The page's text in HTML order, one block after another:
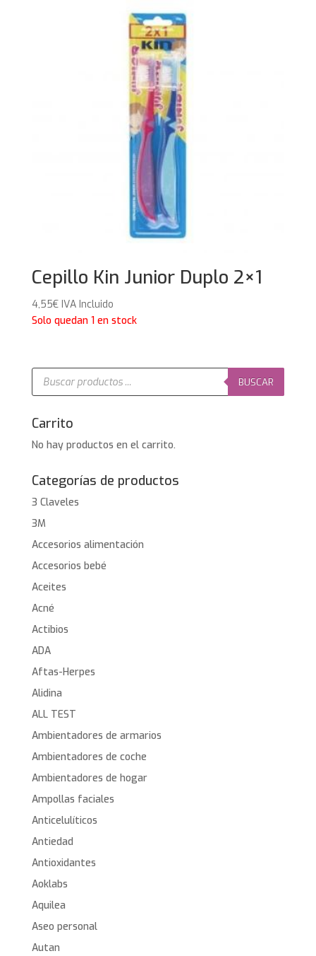
Cepillo Kin Junior Duplo 2×1
4,55€ IVA Incluido
Solo quedan 1 en stock
Búsqueda
productos
BUSCAR
Carrito
No hay productos en el carrito.
Categorías de productos
3 Claveles
3M
Accesorios alimentación
Accesorios bebé
Aceites
Acné
Actibios
ADA
Aftas-Herpes
Alidina
ALL TEST
Ambientadores de armarios
Ambientadores de coche
Ambientadores de hogar
Ampollas faciales
Anticelulíticos
Antiedad
Antioxidantes
Aoklabs
Aquilea
Aseo personal
Autan